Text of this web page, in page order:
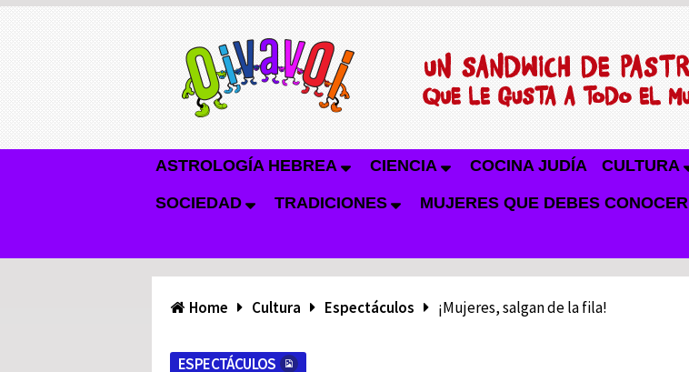
ASTROLOGÍA HEBREA CIENCIA COCINA JUDÍA CULTURA
SOCIEDAD TRADICIONES MUJERES QUE DEBES CONOCER
Home Cultura Espectáculos ¡Mujeres, salgan de la fila!
ESPECTÁCULOS